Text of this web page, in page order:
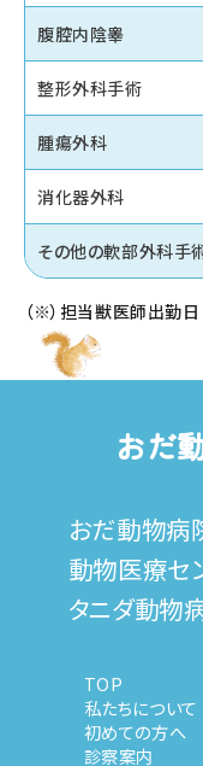
腹腔内陰睾
整形外科手術
腫瘍外科
消化器外科
その他の軟部外科手
（※）担当獣医師出勤日
おだ
おだ動物病
動物医療セ
タニダ動物
TOP
私たちについて
初めての方へ
診察案内